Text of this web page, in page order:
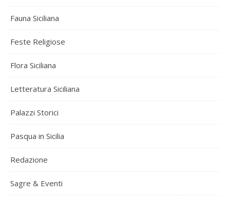
Fauna Siciliana
Feste Religiose
Flora Siciliana
Letteratura Siciliana
Palazzi Storici
Pasqua in Sicilia
Redazione
Sagre & Eventi